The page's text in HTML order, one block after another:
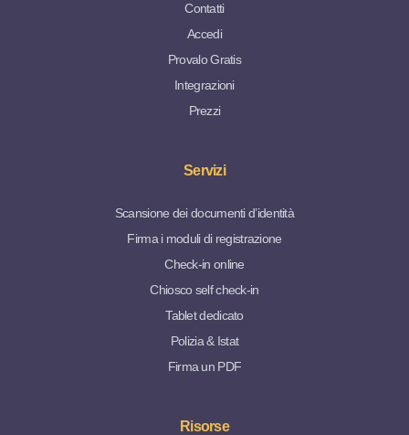
Contatti
Accedi
Provalo Gratis
Integrazioni
Prezzi
Servizi
Scansione dei documenti d’identità
Firma i moduli di registrazione
Check-in online
Chiosco self check-in
Tablet dedicato
Polizia & Istat
Firma un PDF
Risorse